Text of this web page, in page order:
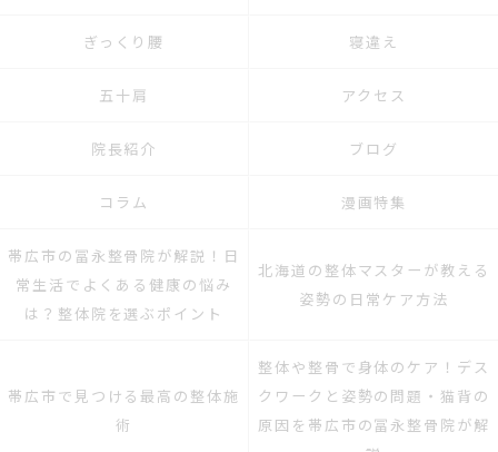
ぎっくり腰 寝違え
五十肩 アクセス
院長紹介 ブログ
コラム 漫画特集
帯広市の冨永整骨院が解説！日
常生活でよくある健康の悩み
は？整体院を選ぶポイント
北海道の整体マスターが教える
姿勢の日常ケア方法
帯広市で見つける最高の整体施
術
整体や整骨で身体のケア！デス
クワークと姿勢の問題・猫背の
原因を帯広市の冨永整骨院が解